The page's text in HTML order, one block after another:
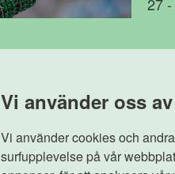
Vi använder oss
Vi använder cookies och
surfupplevelse på vår
27